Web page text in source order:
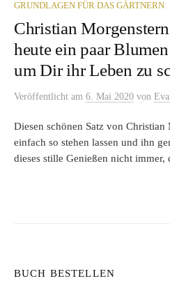
GRUNDLAGEN FÜR DAS GÄRTNERN
Christian
heute ein paar
um Dir ihr Leben zu
Veröffentlicht am 6. Mai 2020 von
Diesen schönen Satz von Christian
einfach so stehen lassen und ihn
dieses stille Genießen nicht immer,
BUCH BESTELLEN